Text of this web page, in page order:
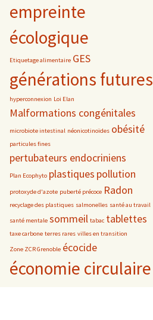
empreinte
écologique
Etiquetage alimentaire GES
générations futures
hyperconnexion Loi Elan
Malformations congénitales
microbiote intestinal néonicotinoïdes obésité
particules fines
pertubateurs endocriniens
Plan Ecophyto plastiques pollution
protoxyde d'azote puberté précoce Radon
recyclage des plastiques salmonelles santé au travail
santé mentale sommeil tabac tablettes
taxe carbone terres rares villes en transition
Zone ZCR Grenoble écocide
économie circulaire